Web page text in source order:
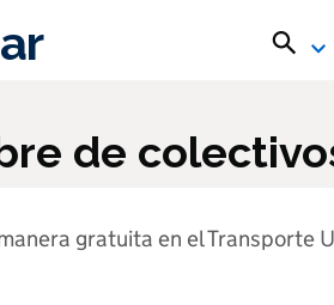
Buscar
de
gratuita en el Transporte